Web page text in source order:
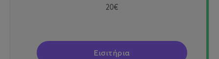
20€
Εισιτήρια